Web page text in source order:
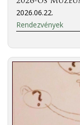
2026.06.22.
Rendezvények